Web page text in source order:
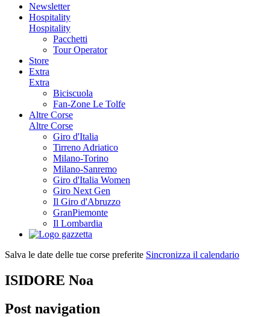
Newsletter
Hospitality
Hospitality
Pacchetti
Tour Operator
Store
Extra
Extra
Biciscuola
Fan-Zone Le Tolfe
Altre Corse
Altre Corse
Giro d'Italia
Tirreno Adriatico
Milano-Torino
Milano-Sanremo
Giro d'Italia Women
Giro Next Gen
Il Giro d'Abruzzo
GranPiemonte
Il Lombardia
Salva le date delle tue corse preferite Sincronizza il calendario
ISIDORE Noa
Post navigation